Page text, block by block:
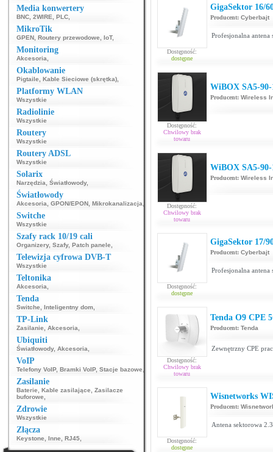
Media konwertery
BNC 2WIRE PLC
MikroTik
GPEN Routery przewodowe IoT,
Monitoring
Akcesoria
Okablowanie
Pigtaile Kable Sieciowe (skrętka)
Platformy WLAN
Wszystkie
Radiolinie
Wszystkie
Routery
Wszystkie
Routery ADSL
Wszystkie
Solarix
Narzędzia Światłowody,
Światłowody
Akcesoria GPON/EPON Mikrokanalizacja
Switche
Wszystkie
Szafy rack 10/19 cali
Organizery, Szafy, Patch panele
Telewizja cyfrowa DVB-T
Wszystkie
Teltonika
Akcesoria
Tenda
Switche Inteligentny dom
TP-Link
Zasilanie Akcesoria
Ubiquiti
Światłowody, Akcesoria
VoIP
Telefony VoIP, Bramki VoIP, Stacje bazowe
Zasilanie
Baterie Kable zasilające
Zasilacze
buforowe
Zdrowie
Wszystkie
Złącza
Keystone Inne RJ45
Dostępność:
dostępne
GigaSektor 16/
Producent: Cyberbajt
Profesjonalna
Dostępność:
Chwilowy brak
towaru
WiBOX SA5-90-
Producent: Wireless
Dostępność:
Chwilowy brak
towaru
WiBOX SA5-90-
Producent: Wireless
Dostępność:
dostępne
GigaSektor 17/
Producent: Cyberbajt
Profesjonalna
Dostępność:
Chwilowy brak
towaru
Tenda O9 CPE
Producent: Tenda
Zewnętrzny CPE
Dostępność:
dostępne
Wisnetworks
Producent:
Antena sektorowa